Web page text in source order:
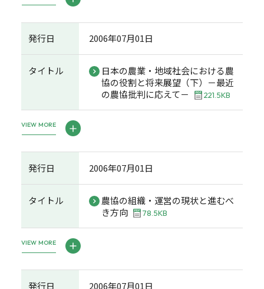
発行日 2006年07月01日
タイトル
日本の農業・地域社会における農
協の役割と将来展望（下）－最近
の農協批判に応えて－
221.5KB
VIEW MORE
発行日 2006年07月01日
タイトル
農協の組織・運営の現状と進むべ
き方向
78.5KB
VIEW MORE
発行日 2006年07月01日